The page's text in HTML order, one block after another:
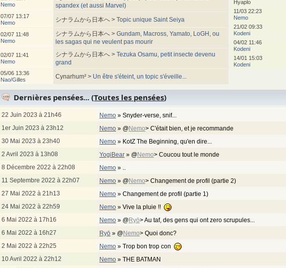
Nemo
spandex (et aussi Marvel)
07/07 13:17
Nemo
シナラムから日本へ > Topic unique Saint Seiya
02/07 11:48
Nemo
シナラムから日本へ > Gundam, Macross, Yamato, LoGH, ou
les sagas qui ne veulent pas mourir
02/07 11:41
Nemo
シナラムから日本へ > Tezuka Osamu, petit insecte devenu
grand
05/06 13:36
Nao/Gilles
Cynarhum² > Un être s'éteint, un topic s'éveille...
Hyaplo
11/03 22:23
Nemo
21/02 09:33
Kodeni
04/02 11:46
Kodeni
14/01 15:03
Kodeni
Dernières pensées... (Toutes les pensées)
22 Juin 2023 à 21h46 Nemo » Snyder-verse, snif...
1er Juin 2023 à 23h12
Nemo » @Nemo> C'était bien, et je recommande
30 Mai 2023 à 23h40
Nemo » KotZ The Beginning, qu'en dire...
2 Avril 2023 à 13h08
YogiBear » @Nemo> Coucou tout le monde
8 Décembre 2022 à 22h08
Nemo » ..
11 Septembre 2022 à 22h07
Nemo » @Nemo> Changement de profil (partie 2)
27 Mai 2022 à 21h13
Nemo » Changement de profil (partie 1)
24 Mai 2022 à 22h59
Nemo » Vive la pluie !!
6 Mai 2022 à 17h16
Nemo » @Ryō> Au taf, des gens qui ont zero scrupules...
6 Mai 2022 à 16h27
Ryō » @Nemo> Quoi donc?
2 Mai 2022 à 22h25
Nemo » Trop bon trop con
10 Avril 2022 à 22h12
Nemo » THE BATMAN